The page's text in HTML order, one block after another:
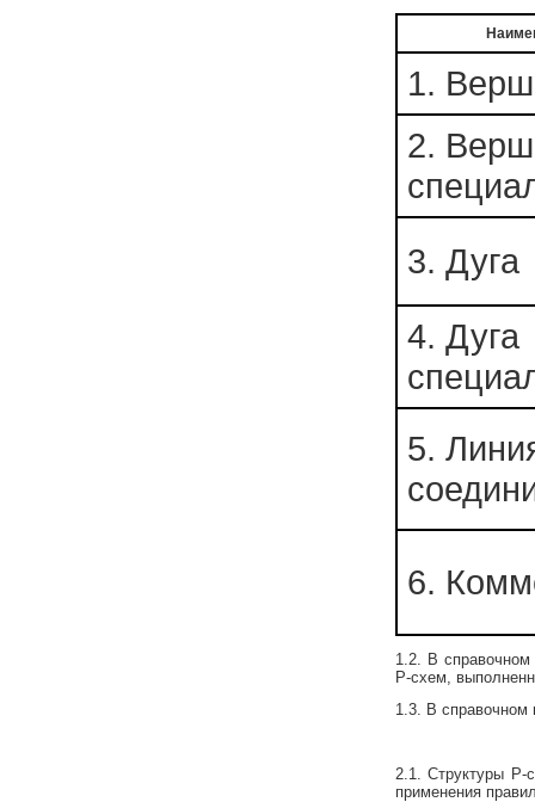
1.
2.
3. Дуга
4. Дуга
5.
6.
1.2. В
Р-схем,
1.3. В справочном
2.1. Структуры Р-
применения